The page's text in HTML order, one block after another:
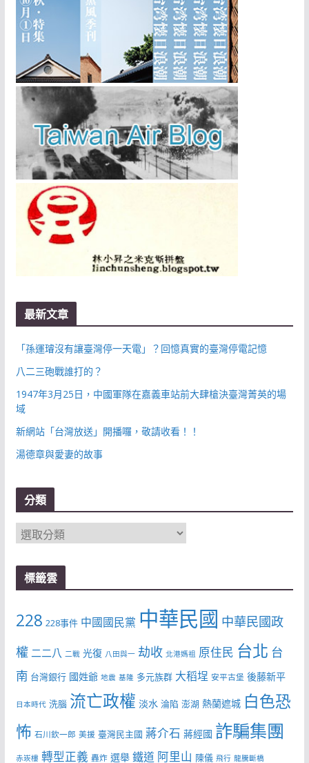
最新文章
「孫運璿沒有讓臺灣停一天電」？回憶真實的臺灣停電記憶
八二三砲戰誰打的？
1947年3月25日，中國軍隊在嘉義車站前大肆槍決臺灣菁英的場
域
新網站「台灣放送」開播囉，敬請收看！！
湯德章與愛妻的故事
分類
分
標籤雲
228 228事件 中國國民黨 中華民國 中華民國政
權 二二八 二戰 光復 八田與一 劫收 北港媽祖 原住民 台北 台
南 台灣銀行 國姓爺 地震 基隆 多元族群 大稻埕 安平古堡 後藤新平
日本時代 洗腦 流亡政權 淡水 淪陷 澎湖 熱蘭遮城 白色恐
怖 石川欽一郎 美援 臺灣民主國 蔣介石 蔣經國 詐騙集團
赤崁樓 轉型正義 轟炸 選舉 鐵道 阿里山 陳儀 飛行 龍騰斷橋